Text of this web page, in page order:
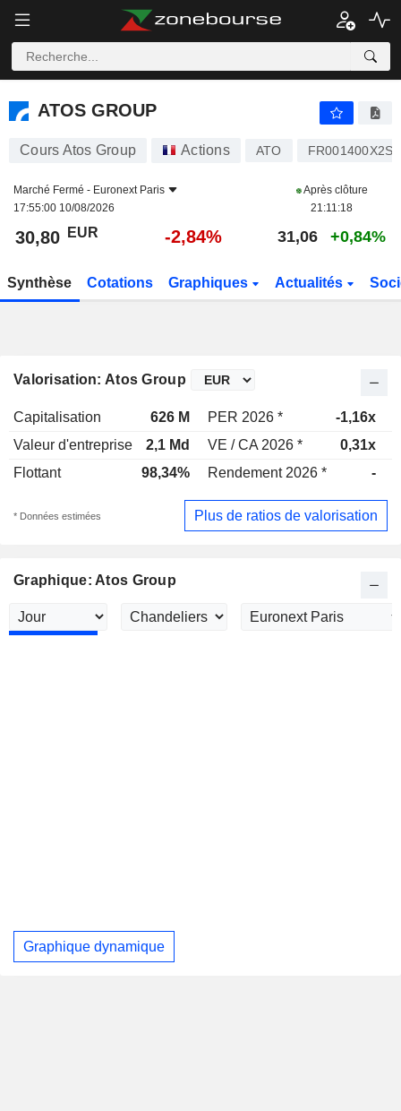
ATOS GROUP
ATOS GROUP
Cours Atos Group Actions ATO FR001400X2S4
Marché Fermé - Euronext Paris
17:55:00 10/08/2026
Après clôture
21:11:18
30,80 EUR -2,84% 31,06 +0,84%
Synthèse Cotations Graphiques Actualités
Valorisation: Atos Group
Capitalisation 626 M PER 2026 * -1,16x
Valeur d'entreprise
2,1 Md VE / CA 2026 * 0,31x
Flottant
98,34% Rendement 2026 * -
* Données estimées Plus de ratios de valorisation
Graphique: Atos Group
Graphique dynamique